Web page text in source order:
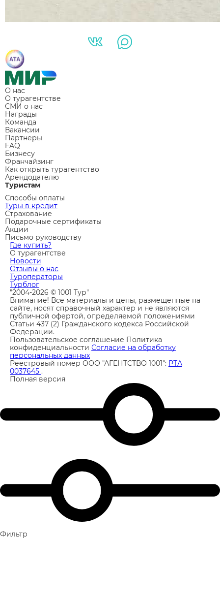
О нас
О турагентстве
СМИ о нас
Награды
Команда
Вакансии
Партнеры
FAQ
Бизнесу
Франчайзинг
Как открыть турагентство
Арендодателю
Туристам
Способы оплаты
Туры в кредит
Страхование
Подарочные сертификаты
Акции
Письмо руководству
Где купить?
О турагентстве
Новости
Отзывы о нас
Туроператоры
Турблог
"2004-2026 © 1001 Тур"
Внимание! Все материалы и цены, размещенные на
сайте, носят справочный характер и не являются
публичной офертой, определяемой положениями
Статьи 437 (2) Гражданского кодекса Российской
Федерации.
Пользовательское соглашение Политика
конфиденциальности Согласие на обработку
персональных данных
Реестровый номер ООО "АГЕНТСТВО 1001": РТА
0037645 .
Полная версия
Фильтр